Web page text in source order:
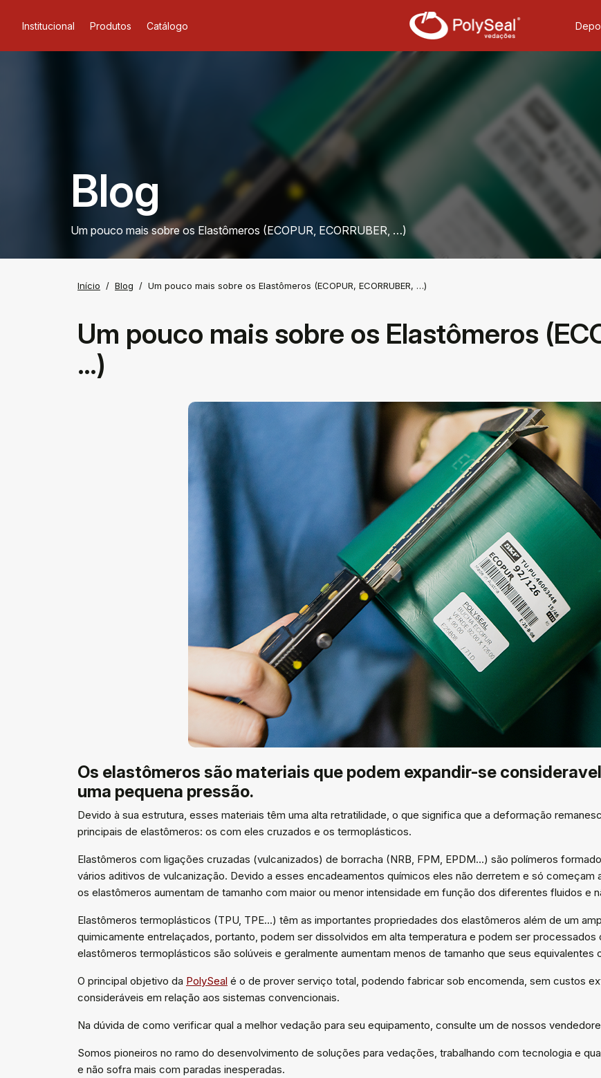
Institucional Produtos Catálogo
Blog
Um pouco mais sobre os Elastômeros (ECOPUR, ECORRUBER, …)
Início Blog Um pouco mais sobre os Elastômeros (ECOPUR, ECORRUBER, …)
Um pouco mais sobre os Elastômeros
…)
Os elastômeros são materiais que podem expandir-se
uma pequena pressão.
Devido à sua estrutura, esses materiais têm uma alta retratilidade, o que significa que a deformação
principais de elastômeros: os com eles cruzados e os termoplásticos.
Elastômeros com ligações cruzadas (vulcanizados) de borracha (NRB, FPM, EPDM…) são polímeros
vários aditivos de vulcanização. Devido a esses encadeamentos químicos eles não derretem e só
os elastômeros aumentam de tamanho com maior ou menor intensidade em função dos diferentes fluidos e
Elastômeros termoplásticos (TPU, TPE…) têm as importantes propriedades dos elastômeros além de um
quimicamente entrelaçados, portanto, podem ser dissolvidos em alta temperatura e podem ser
elastômeros termoplásticos são solúveis e geralmente aumentam menos de tamanho que seus equivalentes
O principal objetivo da PolySeal é o de prover serviço total, podendo fabricar sob encomenda, sem custos
consideráveis ​​em relação aos sistemas convencionais.
Na dúvida de como verificar qual a melhor vedação para seu equipamento, consulte um de nossos
Somos pioneiros no ramo do desenvolvimento de soluções para vedações, trabalhando com tecnologia e
e não sofra mais com paradas inesperadas.